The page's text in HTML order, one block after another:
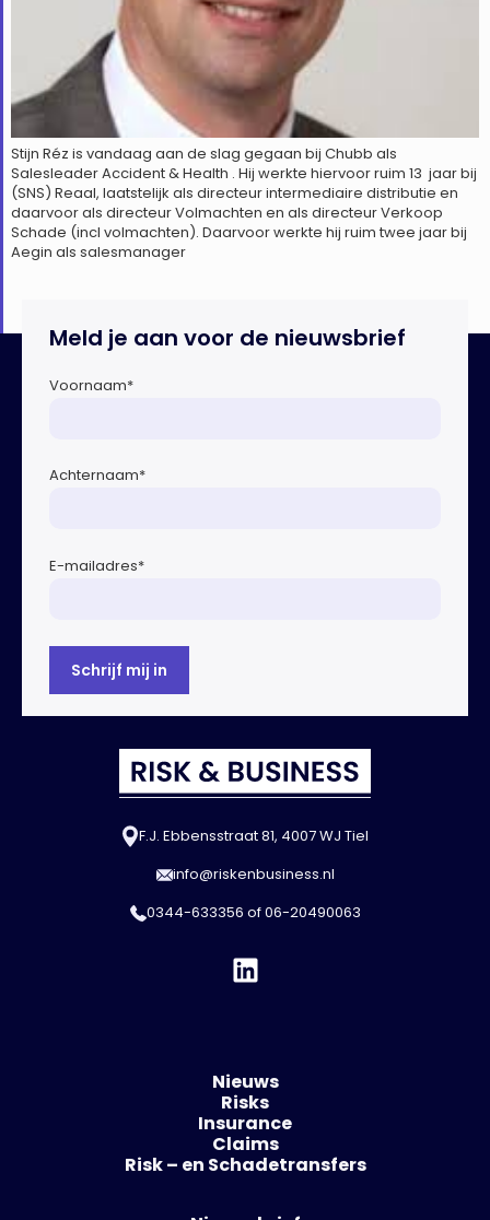
Stijn Réz is vandaag aan de slag gegaan bij Chubb als
Salesleader Accident & Health . Hij werkte hiervoor ruim 13 jaar bij
(SNS) Reaal, laatstelijk als directeur intermediaire distributie en
daarvoor als directeur Volmachten en als directeur Verkoop
Schade (incl volmachten). Daarvoor werkte hij ruim twee jaar bij
Aegin als salesmanager
Meld je aan voor de nieuwsbrief
Voornaam*
Achternaam*
E-mailadres*
F.J. Ebbensstraat 81, 4007 WJ Tiel
info@riskenbusiness.nl
0344-633356 of06-20490063
Nieuws
Risks
Insurance
Claims
Risk – en Schadetransfers